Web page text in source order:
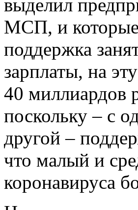
выделил
МСП, и которые
поддержка
зарплаты, на
40 миллиардов
поскольку – с
другой –
что малый и
коронавируса